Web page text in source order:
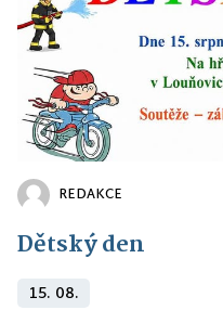
REDAKCE
Dětský den
15. 08.